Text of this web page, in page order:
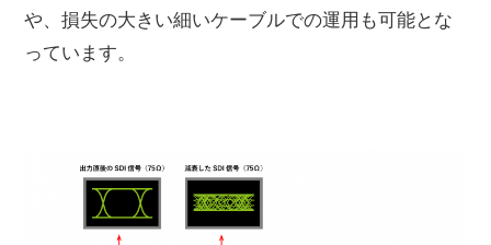
や、損失の大きい細いケーブルでの運用も可能とな
っています。